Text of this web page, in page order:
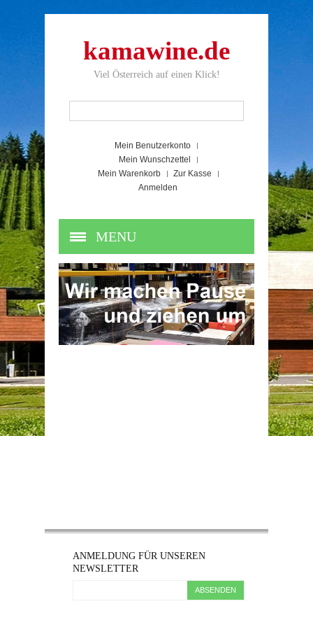
kamawine.de
Viel Österreich auf einen Klick!
Mein Benutzerkonto
Mein Wunschzettel
Mein Warenkorb
Zur Kasse
Anmelden
MENU
ANMELDUNG FÜR UNSEREN
NEWSLETTER
ABSENDEN